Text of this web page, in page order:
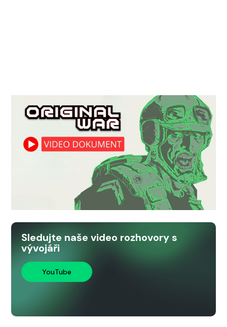
Sledujte naše video rozhovory s
vývojáři
YouTube